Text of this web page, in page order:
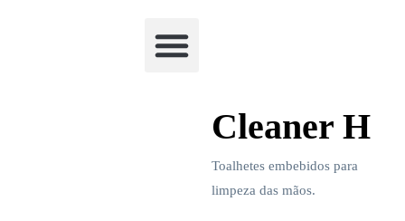
Cleaner H
Toalhetes embebidos para
limpeza das mãos.